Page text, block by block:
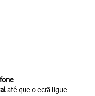
até que o ecrã ligue.